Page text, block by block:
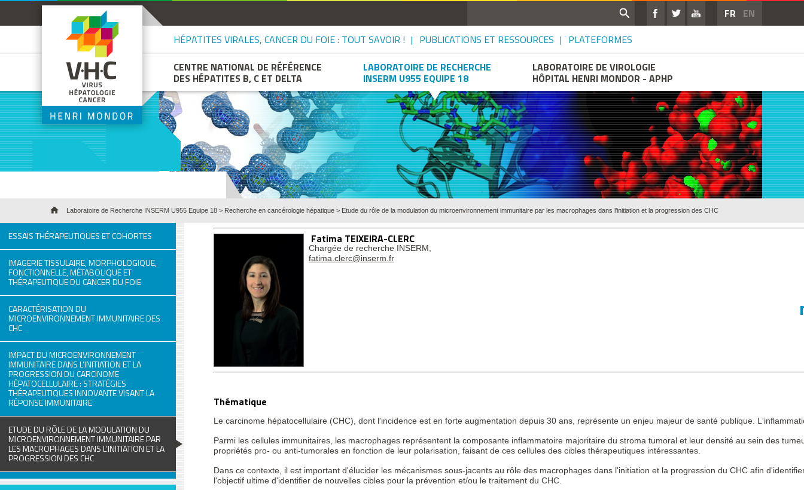
FR EN
HÉPATITES VIRALES, CANCER DU FOIE : TOUT SAVOIR !
PUBLICATIONS ET RESSOURCES
PLATEFORMES
CENTRE NATIONAL DE RÉFÉRENCE
DES HÉPATITES B, C ET DELTA
LABORATOIRE DE RECHERCHE
INSERM U955 EQUIPE 18
LABORATOIRE DE VIROLOGIE
HÔPITAL HENRI MONDOR - APHP
Laboratoire de Recherche INSERM U955 Equipe 18 > Recherche en cancérologie hépatique > Etude du rôle de la modulation du microenvironnement immunitaire par les macrophages dans l’initiation et la progression des CHC
ESSAIS THÉRAPEUTIQUES ET COHORTES
IMAGERIE TISSULAIRE, MORPHOLOGIQUE,
FONCTIONNELLE, MÉTABOLIQUE ET
THÉRAPEUTIQUE DU CANCER DU FOIE
CARACTÉRISATION DU
MICROENVIRONNEMENT IMMUNITAIRE DES
CHC
IMPACT DU MICROENVIRONNEMENT
IMMUNITAIRE DANS L'INITIATION ET LA
PROGRESSION DU CARCINOME
HÉPATOCELLULAIRE : STRATÉGIES
THÉRAPEUTIQUES INNOVANTE VISANT LA
RÉPONSE IMMUNITAIRE
ETUDE DU RÔLE DE LA MODULATION DU
MICROENVIRONNEMENT IMMUNITAIRE PAR
LES MACROPHAGES DANS L’INITIATION ET LA
PROGRESSION DES CHC
Fatima TEIXEIRA-CLERC
Chargée de recherche INSERM,
fatima.clerc@inserm.fr
Thématique
Le carcinome hépatocellulaire (CHC), dont l'incidence est en forte augmentation depuis 30 ans, représente un enjeu majeur de santé publique.
Parmi les cellules immunitaires, les macrophages représentent la composante inflammatoire majoritaire du stroma tumoral et leur densité au sein des
propriétés pro- ou anti-tumorales en fonction de leur polarisation, faisant de ces cellules des cibles thérapeutiques intéressantes.
Dans ce contexte, il est important d'élucider les mécanismes sous-jacents au rôle des macrophages dans l'initiation et la progression du CHC afin
l'objectif ultime d'identifier de nouvelles cibles pour la prévention et/ou le traitement du CHC.